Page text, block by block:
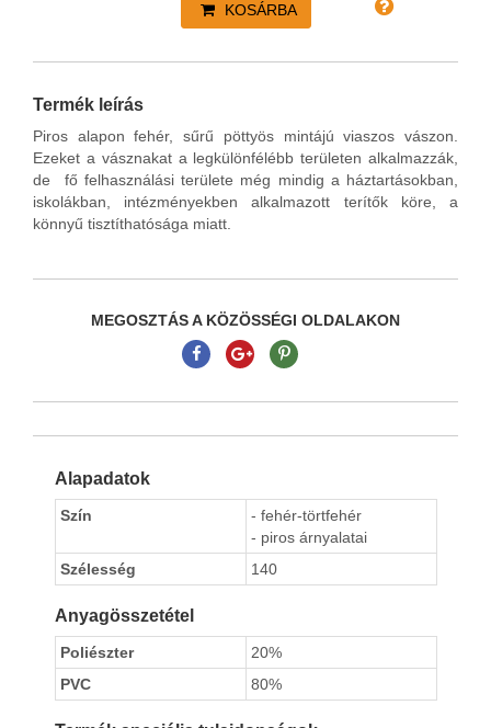
KOSÁRBA
Termék leírás
Piros alapon fehér, sűrű pöttyös mintájú viaszos vászon.
Ezeket a vásznakat a legkülönfélébb területen alkalmazzák,
de fő felhasználási területe még mindig a háztartásokban,
iskolákban, intézményekben alkalmazott terítők köre, a
könnyű tisztíthatósága miatt.
MEGOSZTÁS A KÖZÖSSÉGI OLDALAKON
Alapadatok
Szín
- fehér-törtfehér
- piros árnyalatai
Szélesség
140
Anyagösszetétel
Poliészter
20%
PVC
80%